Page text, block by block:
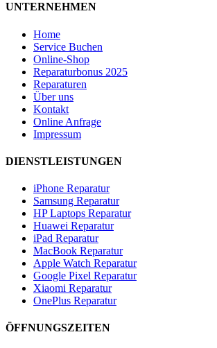
UNTERNEHMEN
Home
Service Buchen
Online-Shop
Reparaturbonus 2025
Reparaturen
Über uns
Kontakt
Online Anfrage
Impressum
DIENSTLEISTUNGEN
iPhone Reparatur
Samsung Reparatur
HP Laptops Reparatur
Huawei Reparatur
iPad Reparatur
MacBook Reparatur
Apple Watch Reparatur
Google Pixel Reparatur
Xiaomi Reparatur
OnePlus Reparatur
ÖFFNUNGSZEITEN